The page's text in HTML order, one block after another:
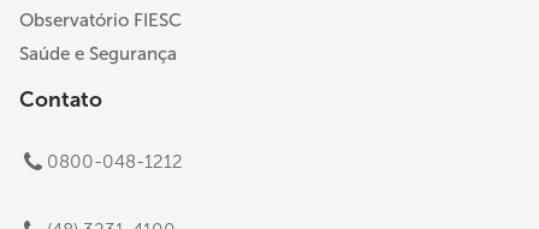
Observatório FIESC
Saúde e Segurança
Contato
0800-048-1212